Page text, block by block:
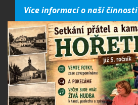
Více informací o naší činnosti